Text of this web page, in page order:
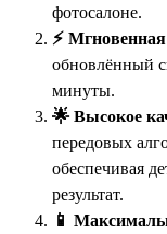
фотосалоне.
⚡
обновлённый
минуты.
🌟 Высокое
передовых
обеспечивая
результат.
📱